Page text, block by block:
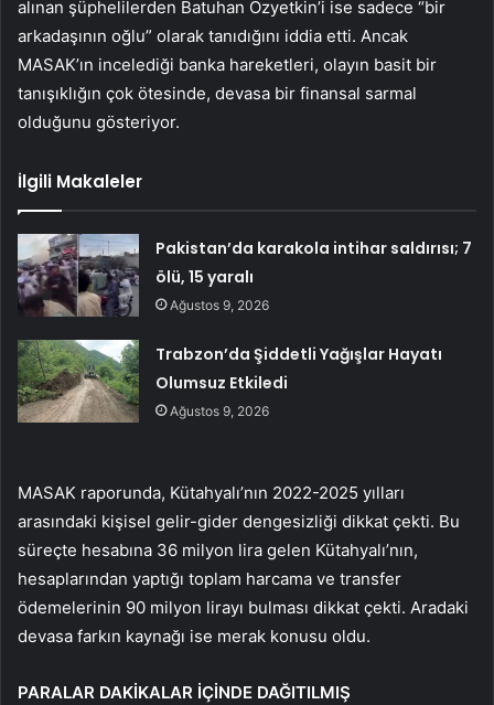
alınan şüphelilerden Batuhan Özyetkin’i ise sadece “bir
arkadaşının oğlu” olarak tanıdığını iddia etti. Ancak
MASAK’ın incelediği banka hareketleri, olayın basit bir
tanışıklığın çok ötesinde, devasa bir finansal sarmal
olduğunu gösteriyor.
İlgili Makaleler
Pakistan’da karakola intihar saldırısı; 7
ölü, 15 yaralı
Ağustos 9, 2026
Trabzon’da Şiddetli Yağışlar Hayatı
Olumsuz Etkiledi
Ağustos 9, 2026
MASAK raporunda, Kütahyalı’nın 2022-2025 yılları
arasındaki kişisel gelir-gider dengesizliği dikkat çekti. Bu
süreçte hesabına 36 milyon lira gelen Kütahyalı’nın,
hesaplarından yaptığı toplam harcama ve transfer
ödemelerinin 90 milyon lirayı bulması dikkat çekti. Aradaki
devasa farkın kaynağı ise merak konusu oldu.
PARALAR DAKİKALAR İÇİNDE DAĞITILMIŞ